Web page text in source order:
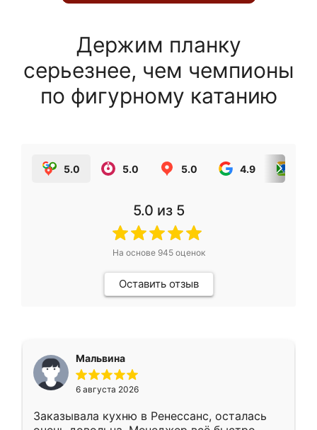
Держим планку
серьезнее, чем чемпионы
по фигурному катанию
5.0 5.0 5.0 4.9
5.0 из 5
На основе 945оценок
Оставить отзыв
Мальвина
6 августа 2026
Заказывала кухню в Ренессанс, осталась